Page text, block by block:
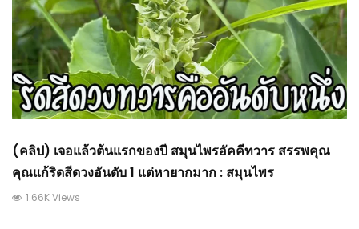
(คลิป) เจอแล้วต้นแรกของปี สมุนไพรอัคคีทวาร สรรพคุณ
คุณแก้ริดสีดวงอันดับ 1 แต่หายากมาก : สมุนไพร
1.66K Views